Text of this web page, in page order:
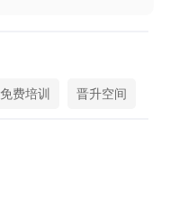
免费培训 晋升空间